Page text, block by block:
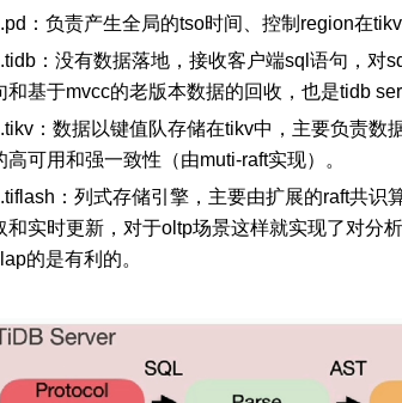
： 负责产生全局的tso时间、控制region在
： 没有数据落地，接收客户端sql语句，对
和基于mvcc的老版本数据的回收，也是tidb
： 数据以键值队存储在tikv中，主要负责数
高可用和强一致性（由muti-raft实现）。
： 列式存储引擎，主要由扩展的raft共识
和实时更新，对于oltp场景这样就实现了对分
的是有利的。